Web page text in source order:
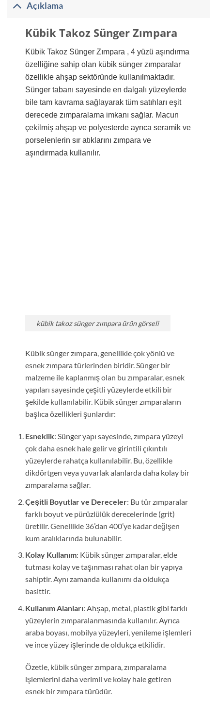
Açıklama
Kübik Takoz Sünger Zımpara
Kübik Takoz Sünger Zımpara , 4yüzü aşındırma
özelliğine sahip olan kübik sünger zımparalar
özellikle ahşap sektöründe kullanılmaktadır.
Sünger tabanı sayesinde en dalgalı yüzeylerde
bile tam kavrama sağlayarak tüm satıhları eşit
derecede zımparalama imkanı sağlar. Macun
çekilmiş ahşap ve polyesterde ayrıca seramik ve
porselenlerin sır atıklarını zımpara ve
aşındırmada kullanılır.
kübik takoz sünger zımpara ürün görseli
Kübik sünger zımpara, genellikle çok yönlü ve
esnek zımpara türlerinden biridir. Sünger bir
malzeme ile kaplanmış olan bu zımparalar, esnek
yapıları sayesinde çeşitli yüzeylerde etkili bir
şekilde kullanılabilir. Kübik sünger zımparaların
başlıca özellikleri şunlardır:
Esneklik: Sünger yapı sayesinde, zımpara yüzeyi
çok daha esnek hale gelir ve girintili çıkıntılı
yüzeylerde rahatça kullanılabilir. Bu, özellikle
dikdörtgen veya yuvarlak alanlarda daha kolay bir
zımparalama sağlar.
Çeşitli Boyutlar ve Dereceler: Bu tür zımparalar
farklı boyut ve pürüzlülük derecelerinde (grit)
üretilir. Genellikle 36’dan 400’ye kadar değişen
kum aralıklarında bulunabilir.
Kolay Kullanım: Kübik sünger zımparalar, elde
tutması kolay ve taşınması rahat olan bir yapıya
sahiptir. Aynı zamanda kullanımı da oldukça
basittir.
Kullanım Alanları: Ahşap, metal, plastik gibi farklı
yüzeylerin zımparalanmasında kullanılır. Ayrıca
araba boyası, mobilya yüzeyleri, yenileme işlemleri
ve ince yüzey işlerinde de oldukça etkilidir.
Özetle, kübik sünger zımpara, zımparalama
işlemlerini daha verimli ve kolay hale getiren
esnek bir zımpara türüdür.